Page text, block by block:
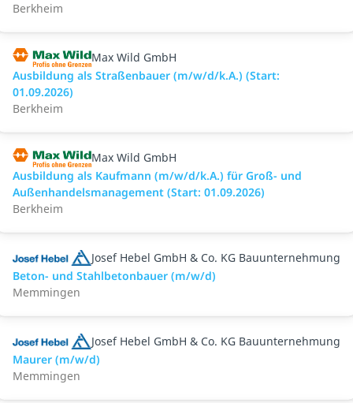
Berkheim
Max Wild GmbH
Ausbildung als Straßenbauer (m/w/d/k.A.) (Start:
01.09.2026)
Berkheim
Max Wild GmbH
Ausbildung als Kaufmann (m/w/d/k.A.) für Groß- und
Außenhandelsmanagement (Start: 01.09.2026)
Berkheim
Josef Hebel GmbH & Co. KG Bauunternehmung
Beton- und Stahlbetonbauer (m/w/d)
Memmingen
Josef Hebel GmbH & Co. KG Bauunternehmung
Maurer (m/w/d)
Memmingen